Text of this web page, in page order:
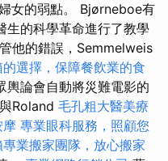
女的弱點。 Bjørneboe有
生的科學革命進行了教學
他的錯誤，Semmelweis
選擇，保障餐飲業的食
輿論會自動將災難電影的
Roland 毛孔粗大醫美療
摩 專業眼科服務，照顧您
業搬家團隊，放心搬家